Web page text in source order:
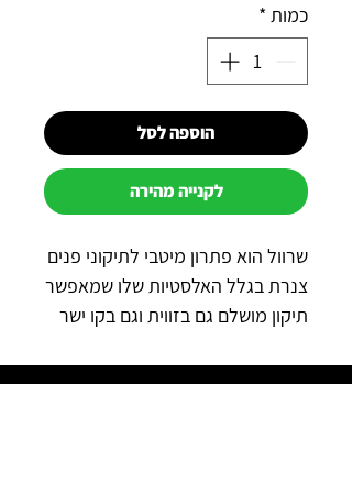
כמות *
הוספה לסל
לקנייה מהירה
שרוול הוא פתרון מיטבי לתיקוני פנים
צנרת בגלל האלסטיות שלו שמאפשר
תיקון מושלם גם בזווית וגם בקו ישר